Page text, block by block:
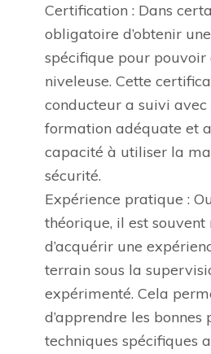
Certification : Dans
obligatoire d’obtenir
spécifique pour pouvoir
niveleuse. Cette
conducteur a suivi avec
formation adéquate et
capacité à utiliser la
sécurité.
Expérience pratique :
théorique, il est
d’acquérir une
terrain sous la
expérimenté. Cela
d’apprendre les bonnes
techniques spécifiques